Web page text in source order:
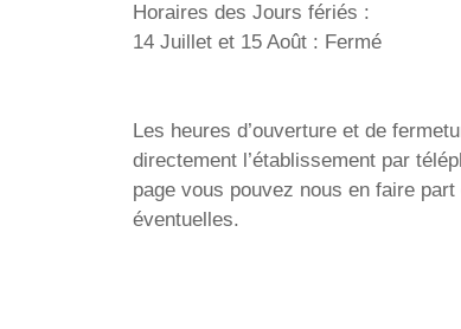
Horaires des Jours fériés :
14 Juillet et 15 Août : Fermé
Les heures d’ouverture et de
directement l’établissement par
page vous pouvez nous en faire
éventuelles.